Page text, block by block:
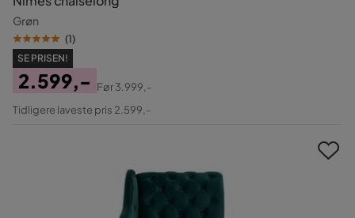
Grøn
(1)
SE PRISEN!
Pris
2.599,-
Original
Før3.999,-
Tidligere laveste pris 2.599,-